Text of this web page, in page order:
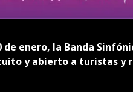
de enero, la Banda
y abierto a turistas y